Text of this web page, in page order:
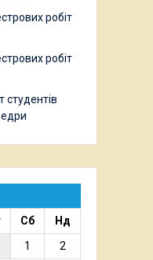
робіт
робіт
студентів
Сб
Нд
1
2